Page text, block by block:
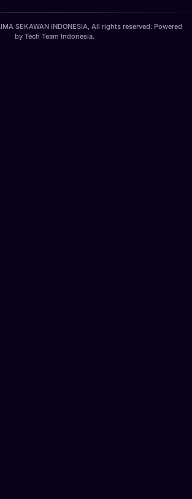
SEKAWAN INDONESIA, All rights reserved. Powered
by Tech Team Indonesia.